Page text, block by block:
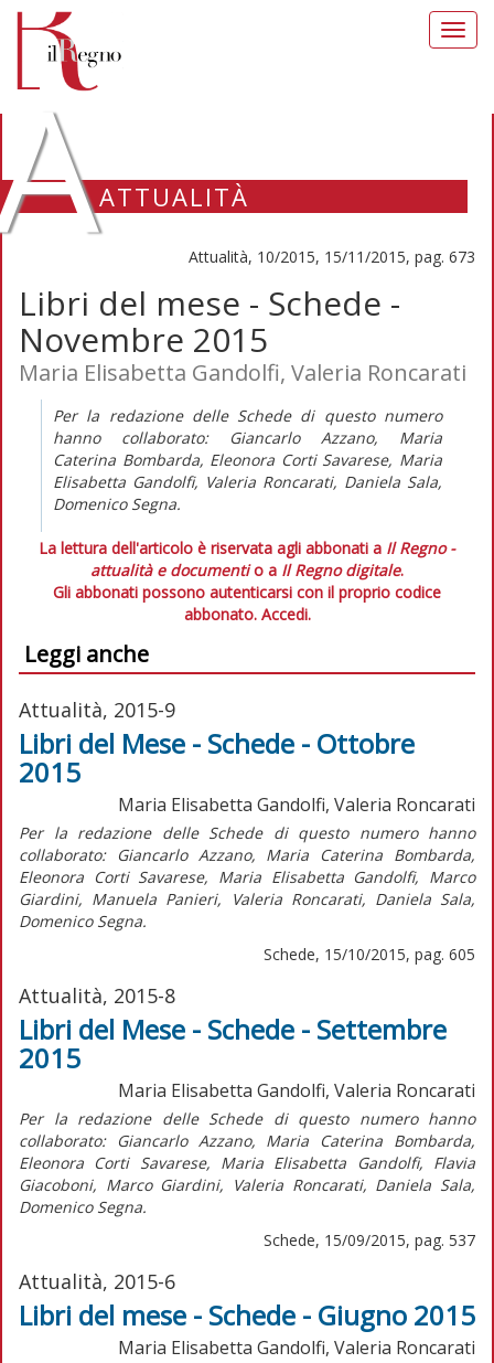
ATTUALITÀ
Attualità, 10/2015, 15/11/2015, pag. 673
Libri del mese - Schede -
Novembre 2015
Maria Elisabetta Gandolfi, Valeria Roncarati
Per la redazione delle Schede di questo numero
hanno collaborato: Giancarlo Azzano, Maria
Caterina Bombarda, Eleonora Corti Savarese, Maria
Elisabetta Gandolfi, Valeria Roncarati, Daniela Sala,
Domenico Segna.
La lettura dell'articolo è riservata agli abbonati a Il Regno -
attualità e documentio a Il Regno digitale.
Gli abbonati possono autenticarsi con il proprio codice
abbonato. Accedi.
Leggi anche
Attualità, 2015-9
Libri del Mese - Schede - Ottobre
2015
Maria Elisabetta Gandolfi, Valeria Roncarati
Per la redazione delle Schede di questo numero hanno
collaborato: Giancarlo Azzano, Maria Caterina Bombarda,
Eleonora Corti Savarese, Maria Elisabetta Gandolfi, Marco
Giardini, Manuela Panieri, Valeria Roncarati, Daniela Sala,
Domenico Segna.
Schede, 15/10/2015, pag. 605
Attualità, 2015-8
Libri del Mese - Schede - Settembre
2015
Maria Elisabetta Gandolfi, Valeria Roncarati
Per la redazione delle Schede di questo numero hanno
collaborato: Giancarlo Azzano, Maria Caterina Bombarda,
Eleonora Corti Savarese, Maria Elisabetta Gandolfi, Flavia
Giacoboni, Marco Giardini, Valeria Roncarati, Daniela Sala,
Domenico Segna.
Schede, 15/09/2015, pag. 537
Attualità, 2015-6
Libri del mese - Schede - Giugno 2015
Maria Elisabetta Gandolfi, Valeria Roncarati